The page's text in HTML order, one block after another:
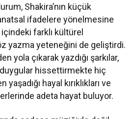
Shakira’nın küçük
ifadelere yönelmesine
farklı kültürel
yazma yeteneğini de geliştirdi.
yola çıkarak yazdığı şarkılar,
hissettirmekte hiç
hayal kırıklıkları ve
adeta hayat buluyor.